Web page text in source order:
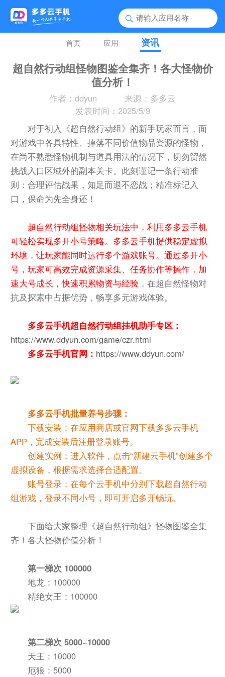
首页 应用 资讯
超自然行动组怪物图鉴全集齐！各大怪物价
值分析！
作者：ddyun
来源：多多云
发表时间：2025/5/9
对于初入《超自然行动组》的新手玩家而言，面
对游戏中各具特性、掉落不同价值物品资源的怪物，
在尚不熟悉怪物机制与道具用法的情况下，切勿贸然
挑战入口区域外的副本关卡。此刻谨记一条行动准
则：合理评估战果，知足而退不恋战；精准标记入
口，保命为先全身还！
超自然行动组怪物相关玩法中，利用多多云手机
可轻松实现多开小号策略。多多云手机提供稳定虚拟
环境，让玩家能同时运行多个游戏账号。通过多开小
号，玩家可高效完成资源采集、任务协作等操作，加
速大号成长，快速积累物资与经验 ，在超自然怪物对
抗及探索中占据优势，畅享多元游戏体验。
多多云手机超自然行动组挂机助手专区：
https://www.ddyun.com/game/czr.html
多多云手机官网： https://www.ddyun.com/
多多云手机批量养号步骤：
下载安装：在应用商店或官网下载多多云手机
APP，完成安装后注册登录账号。
创建实例：进入软件，点击“新建云手机”创建多个
虚拟设备，根据需求选择合适配置。
账号登录：在每个云手机中分别下载超自然行动
组游戏，登录不同小号，即可开启多开畅玩。
下面给大家整理《超自然行动组》怪物图鉴全集
齐！各大怪物价值分析！
第一梯次 100000
地龙：100000
精绝女王：100000
第二梯次 5000~10000
天王：10000
厄狼：5000